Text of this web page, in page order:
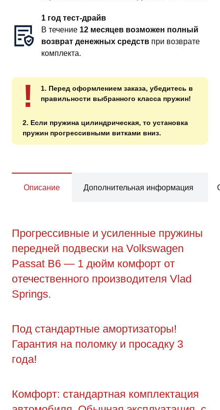
1 год тест-драйв
В течение 12 месяцев возможен полный
возврат денежных средств при возврате
комплекта.
!
1. Перед оформлением заказа, убедитесь в
правильности выбранного класса пружин!
2. Если пружина цилиндрическая, то установка
пружин прогрессивными витками вниз.
Описание Дополнительная информация
Прогрессивные и усиленные пружины
передней подвески на Volkswagen
Passat B6 — 1 дюйм комфорт от
отечественного производителя Vlad
Springs.
Под стандартные амортизаторы!
Гарантия на поломку и просадку 3
года!
Комфорт: стандартная комплектация